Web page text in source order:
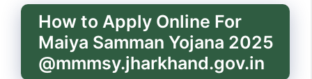
How to Apply Online For
Maiya Samman Yojana 2025
@mmmsy.jharkhand.gov.in